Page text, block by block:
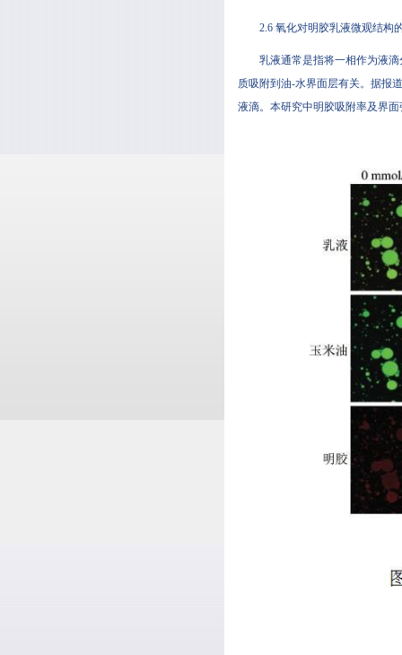
2.6 氧化对明胶乳液微观结构
乳液通常是指将一相作为液滴分
质吸附到油-水界面层有关。据
液滴。本研究中明胶吸附率及界